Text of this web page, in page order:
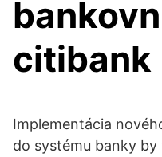
citibank
Implementácia
do systému banky by